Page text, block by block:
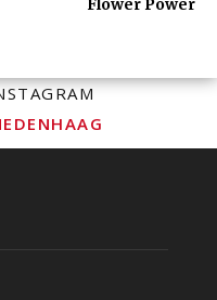
Flower Power